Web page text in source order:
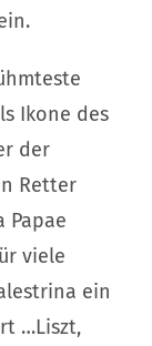
Ikone des
der
Retter
Papae
viele
ein
…Liszt,